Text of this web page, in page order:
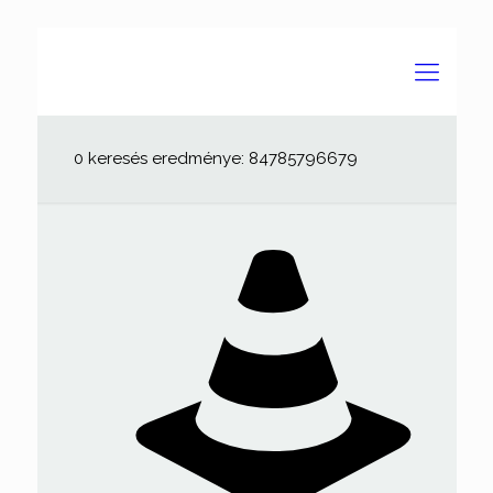
0 keresés eredménye: 84785796679